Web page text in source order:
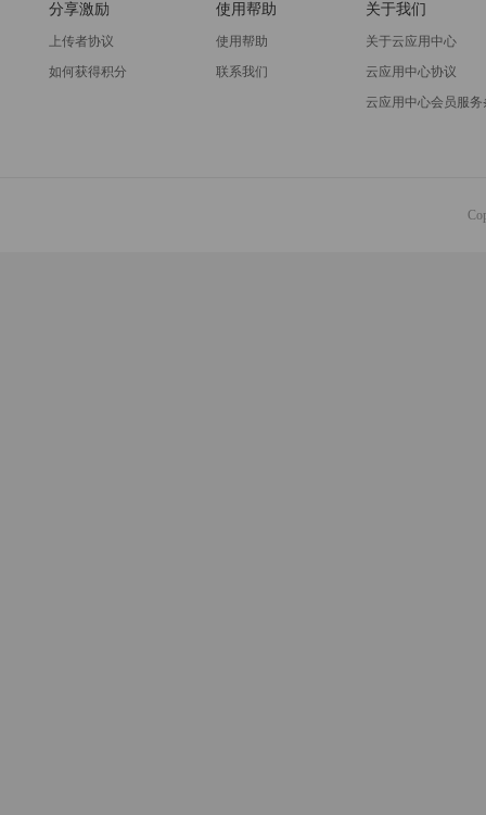
分享激励
上传者协议
如何获得积分
使用帮助
使用帮助
联系我们
关于我们
关于云应用中心
云应用中心协议
云应用中心会员服务